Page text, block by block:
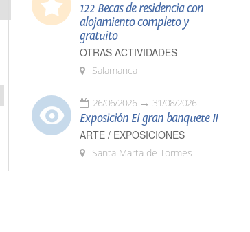
122 Becas de residencia con
alojamiento completo y
gratuito
OTRAS ACTIVIDADES
Salamanca
26/06/2026 31/08/2026
Exposición El gran banquete II
ARTE / EXPOSICIONES
Santa Marta de Tormes